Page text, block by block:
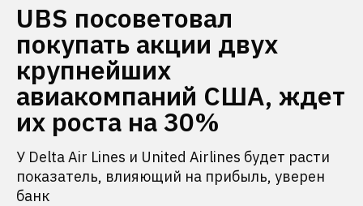
UBS посоветовал
покупать акции двух
крупнейших
авиакомпаний США, ждет
их роста на 30%
У Delta Air Lines и United Airlines будет расти
показатель, влияющий на прибыль, уверен
банк